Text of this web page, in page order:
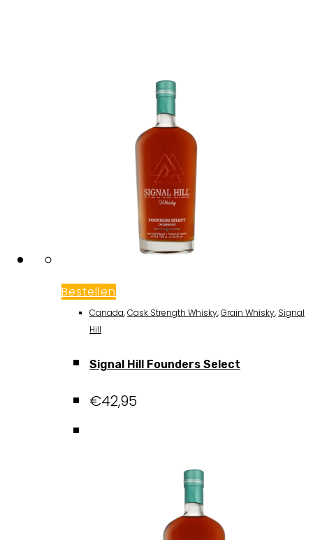
Bestellen
Canada,Cask Strength Whisky,Grain Whisky, Signal
Hill
Signal Hill Founders Select
€42,95